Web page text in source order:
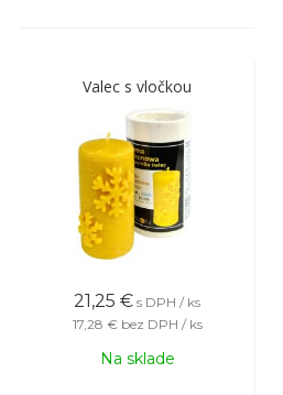
Valec s vločkou
21,25 € s DPH / ks
17,28 € bez DPH / ks
Na sklade